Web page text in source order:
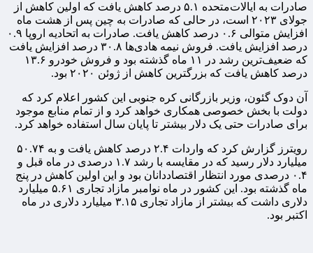
صادرات به ایالات‌متحده ۵.۱ درصد کاهش یافت که اولین کاهش از
جولای ۲۰۲۳ است، در حالی که صادرات به چین پس از هشت ماه
افزایش متوالی ۰.۶ درصد کاهش یافت. صادرات به اتحادیه اروپا ۰.۹
درصد افزایش یافت. فروش نیمه هادی‌ها ۳۰.۸ درصد افزایش یافت
که ضعیف‌ترین رشد در ۱۱ ماه گذشته بود و فروش خودرو ۱۳.۶
درصد کاهش یافت که بزرگترین کاهش از ژوئن ۲۰۲۰ بود.
آن دوک گئون، وزیر بازرگانی کره جنوبی این کشور اعلام کرد که
دولت با بخش خصوصی همکاری خواهد کرد و از تمام منابع موجود
برای صادرات حتی یک دلار بیشتر تا پایان سال استفاده خواهد کرد.
رویترز گزارش کرد که واردات ۲.۴ درصد کاهش یافت و به ۵۰.۷۴
میلیارد دلار رسید که در مقایسه با رشد ۱.۷ درصدی در ماه قبل و
۰.۴ درصدی مورد انتظار اقتصاددانان بود و این اولین کاهش در پنج
ماه گذشته بود. این کشور در ماه نوامبر مازاد تجاری ۵.۶۱ میلیارد
دلاری داشت که بیشتر از مازاد تجاری ۳.۱۵ میلیارد دلاری در ماه
اکتبر بود.